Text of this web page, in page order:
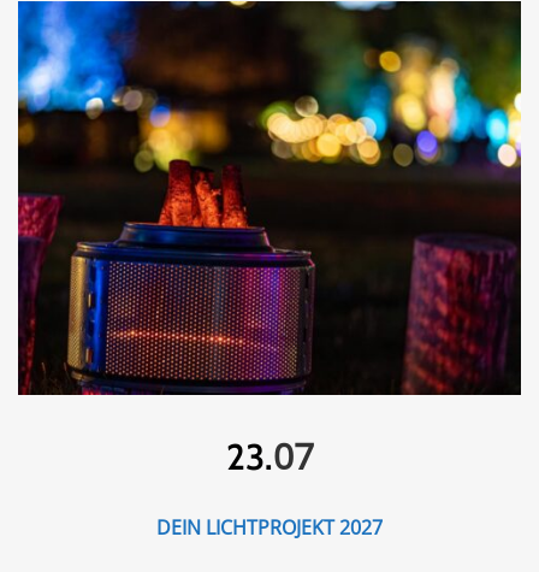
23.07
DEIN LICHTPROJEKT 2027